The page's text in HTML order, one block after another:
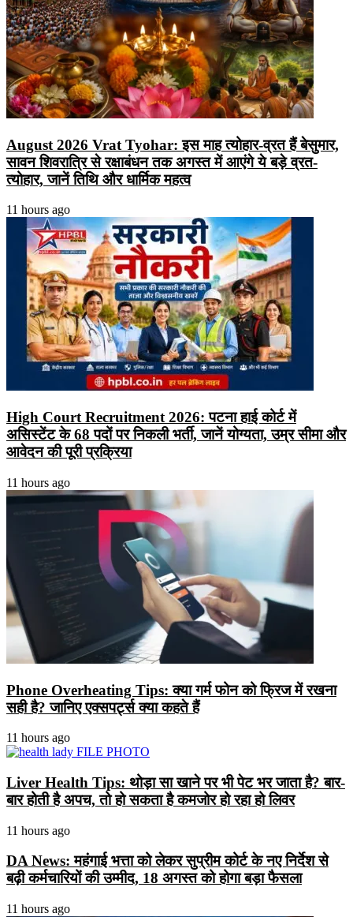
August 2026 Vrat Tyohar: इस माह त्योहार-व्रत हैं बेसुमार,
सावन शिवरात्रि से रक्षाबंधन तक अगस्त में आएंगे ये बड़े व्रत-
त्योहार, जानें तिथि और धार्मिक महत्व
11 hours ago
High Court Recruitment 2026: पटना हाई कोर्ट में
असिस्टेंट के 68 पदों पर निकली भर्ती, जानें योग्यता, उम्र सीमा और
आवेदन की पूरी प्रक्रिया
11 hours ago
Phone Overheating Tips: क्या गर्म फोन को फ्रिज में रखना
सही है? जानिए एक्सपर्ट्स क्या कहते हैं
11 hours ago
Liver Health Tips: थोड़ा सा खाने पर भी पेट भर जाता है? बार-
बार होती है अपच, तो हो सकता है कमजोर हो रहा हो लिवर
11 hours ago
DA News: महंगाई भत्ता को लेकर सुप्रीम कोर्ट के नए निर्देश से
बढ़ी कर्मचारियों की उम्मीद, 18 अगस्त को होगा बड़ा फैसला
11 hours ago